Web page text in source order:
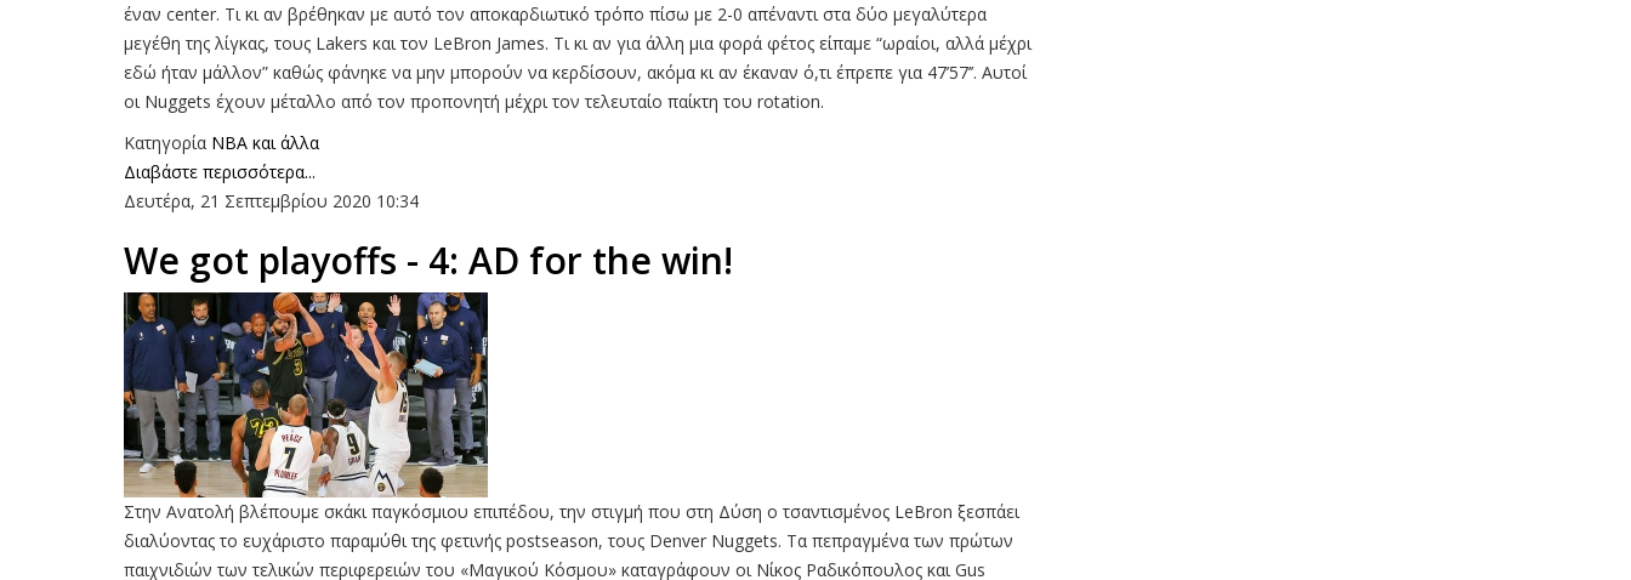
έναν center. Τι κι αν βρέθηκαν με αυτό τον αποκαρδιωτικό τρόπο πίσω με 2-0 απέναντι στα δύο μεγαλύτερα
μεγέθη της λίγκας, τους Lakers και τον LeBron James. Τι κι αν για άλλη μια φορά φέτος είπαμε “ωραίοι, αλλά μέχρι
εδώ ήταν μάλλον” καθώς φάνηκε να μην μπορούν να κερδίσουν, ακόμα κι αν έκαναν ό,τι έπρεπε για 47’57’’. Αυτοί
οι Nuggets έχουν μέταλλο από τον προπονητή μέχρι τον τελευταίο παίκτη του rotation.
Κατηγορία NBA και άλλα
Διαβάστε περισσότερα...
Δευτέρα, 21 Σεπτεμβρίου 2020 10:34
We got playoffs - 4: AD for the win!
Στην Ανατολή βλέπουμε σκάκι παγκόσμιου επιπέδου, την στιγμή που στη Δύση ο τσαντισμένος LeBron ξεσπάει
διαλύοντας το ευχάριστο παραμύθι της φετινής postseason, τους Denver Nuggets. Τα πεπραγμένα των πρώτων
παιχνιδιών των τελικών περιφερειών του «Μαγικού Κόσμου» καταγράφουν οι Νίκος Ραδικόπουλος και Gus